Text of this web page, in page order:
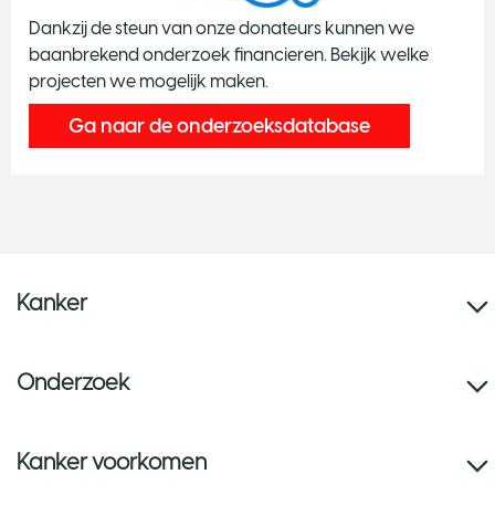
Dankzij de steun van onze donateurs kunnen we
baanbrekend onderzoek financieren. Bekijk welke
projecten we mogelijk maken.
Ga naar de onderzoeksdatabase
Kanker
Onderzoek
Kanker voorkomen